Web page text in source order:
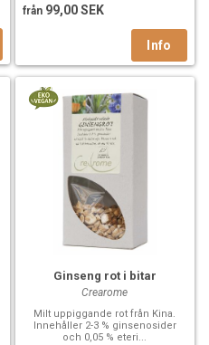
från 99,00 SEK
Ginseng rot i bitar
Crearome
Milt uppiggande rot från Kina.
Innehåller 2-3 % ginsenosider
och 0,05 % eteri...